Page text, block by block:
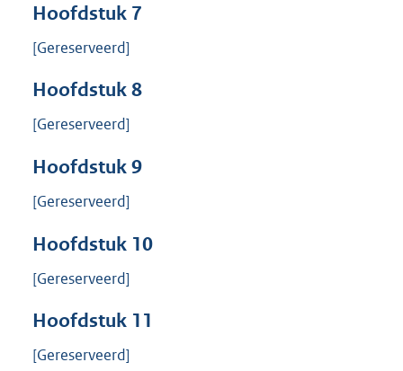
Hoofdstuk 7
[Gereserveerd]
Hoofdstuk8
[Gereserveerd]
Hoofdstuk9
[Gereserveerd]
Hoofdstuk 10
[Gereserveerd]
Hoofdstuk 11
[Gereserveerd]